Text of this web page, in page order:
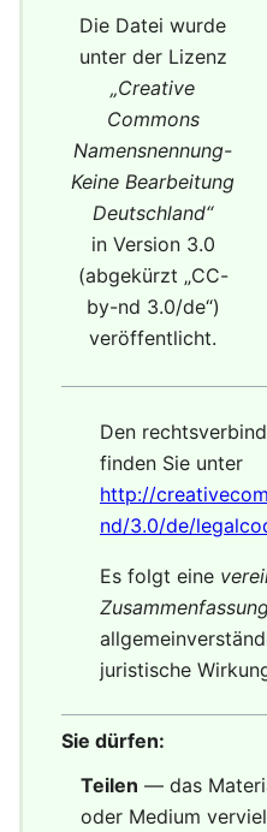
Die Datei wurde
unter der Lizenz
„Creative
Commons
Namensnennung-
Keine Bearbeitung
Deutschland“
in Version 3.0
(abgekürzt „CC-
by-nd 3.0/de“)
veröffentlicht.
Den
finden Sie unter
http://
nd/3.0/de/
Es folgt eine
juristische
Sie dürfen:
Teilen — das
oder Medium